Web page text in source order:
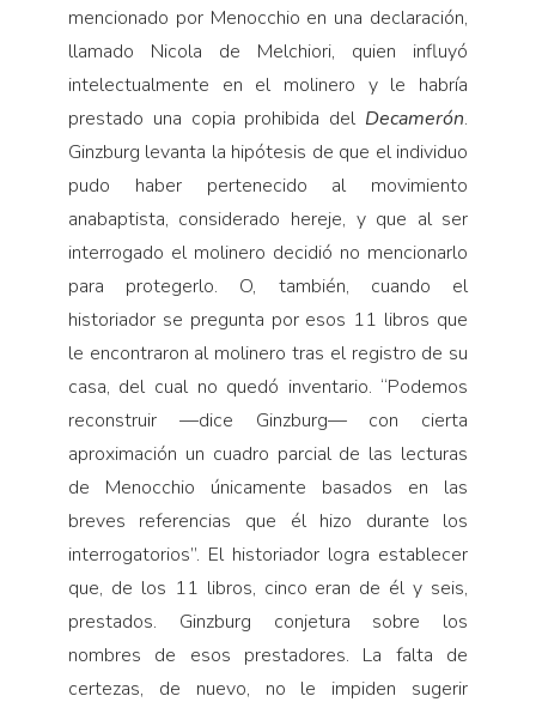
mencionado por Menocchio en una declaración,
llamado Nicola de Melchiori, quien influyó
intelectualmente en el molinero y le habría
prestado una copia prohibida del Decamerón.
Ginzburg levanta la hipótesis de que el individuo
pudo haber pertenecido al movimiento
anabaptista, considerado hereje, y que al ser
interrogado el molinero decidió no mencionarlo
para protegerlo. O, también, cuando el
historiador se pregunta por esos 11 libros que
le encontraron al molinero tras el registro de su
casa, del cual no quedó inventario. “Podemos
reconstruir —dice Ginzburg— con cierta
aproximación un cuadro parcial de las lecturas
de Menocchio únicamente basados en las
breves referencias que él hizo durante los
interrogatorios”. El historiador logra establecer
que, de los 11 libros, cinco eran de él y seis,
prestados. Ginzburg conjetura sobre los
nombres de esos prestadores. La falta de
certezas, de nuevo, no le impiden sugerir